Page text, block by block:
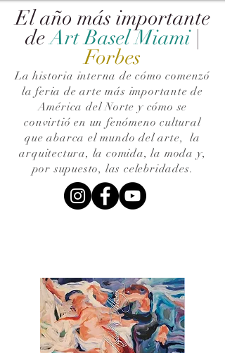
El año más importante
de Art Basel Miami |
Forbes
La historia interna de cómo comenzó
la feria de arte más importante de
América del Norte y cómo se
convirtió en un fenómeno cultural
que abarca el mundo del arte,la
arquitectura, la comida, la moda y,
por supuesto, las celebridades.